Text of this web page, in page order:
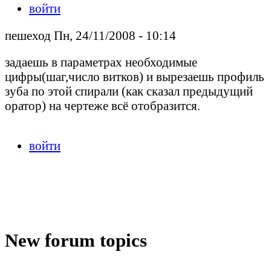
войти
пешеход Пн, 24/11/2008 - 10:14
задаешь в параметрах необходимые
цифры(шаг,число витков) и вырезаешь профиль
зуба по этой спирали (как сказал предыдущий
оратор) на чертеже всё отобразится.
войти
New forum topics